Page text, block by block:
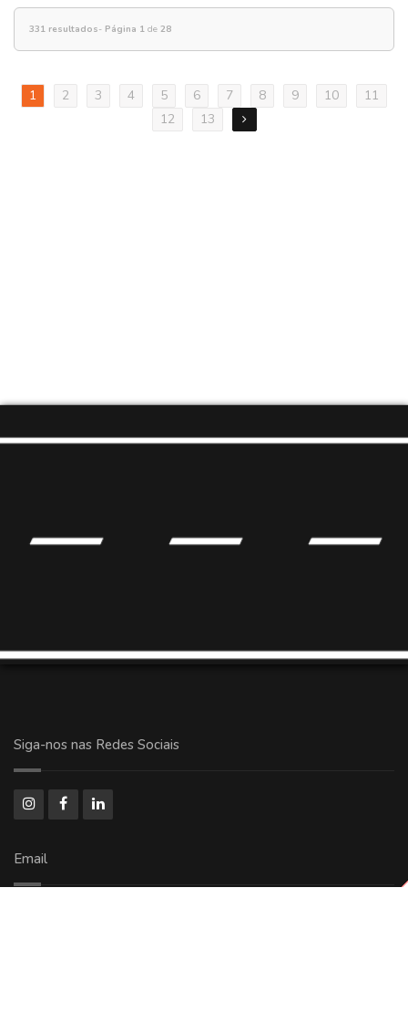
331 resultados- Página 1 de 28
1 2 3 4 5 6 7 8 9 10
11
12
13
Siga-nos nas Redes Sociais
Email